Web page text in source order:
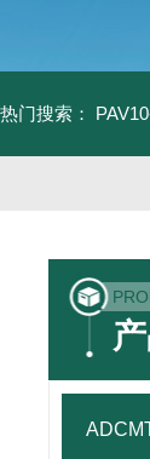
热门搜索：